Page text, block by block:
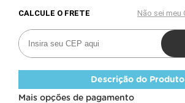
Descrição do Produto
Mais opções de pagamento